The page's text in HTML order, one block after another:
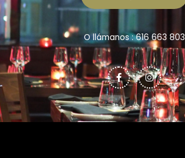
O llámanos : 616 663 803
a
c
e
b
o
o
k
I
n
s
t
a
g
r
a